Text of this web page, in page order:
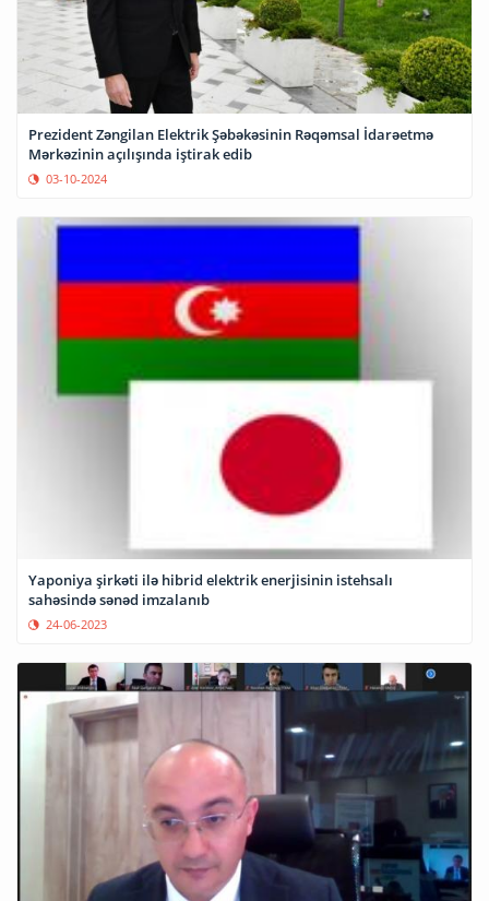
Prezident Zəngilan Elektrik Şəbəkəsinin Rəqəmsal İdarəetmə
Mərkəzinin açılışında iştirak edib
03-10-2024
Yaponiya şirkəti ilə hibrid elektrik enerjisinin istehsalı
sahəsində sənəd imzalanıb
24-06-2023